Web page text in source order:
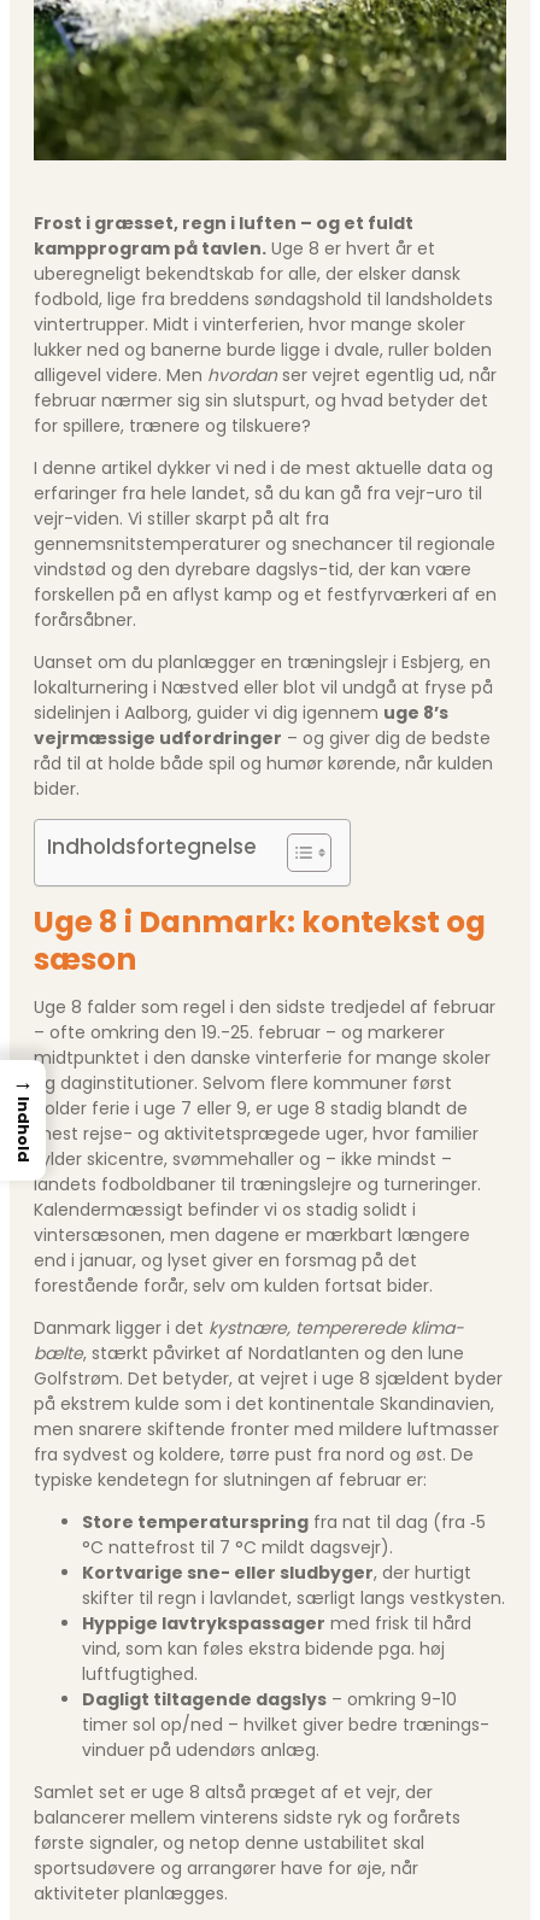
Frost i græsset, regn i luften – og et fuldt
kampprogram på tavlen. Uge 8 er hvert år et
uberegneligt bekendtskab for alle, der elsker dansk
fodbold, lige fra breddens søndagshold til landsholdets
vintertrupper. Midt i vinterferien, hvor mange skoler
lukker ned og banerne burde ligge i dvale, ruller bolden
alligevel videre. Men hvordanser vejret egentlig ud, når
februar nærmer sig sin slutspurt, og hvad betyder det
for spillere, trænere og tilskuere?
I denne artikel dykker vi ned i de mest aktuelle data og
erfaringer fra hele landet, så du kan gå fra vejr-uro til
vejr-viden. Vi stiller skarpt på alt fra
gennemsnitstemperaturer og snechancer til regionale
vindstød og den dyrebare dagslys-tid, der kan være
forskellen på en aflyst kamp og et festfyrværkeri af en
forårsåbner.
Uanset om du planlægger en træningslejr i Esbjerg, en
lokalturnering i Næstved eller blot vil undgå at fryse på
sidelinjen i Aalborg, guider vi dig igennem uge 8’s
vejrmæssige udfordringer – og giver dig de bedste
råd til at holde både spil og humør kørende, når kulden
bider.
Indholdsfortegnelse
Uge 8 i Danmark: kontekst og
sæson
Uge 8 falder som regel i den sidste tredjedel af februar
– ofte omkring den 19.-25. ­februar – og markerer
midtpunktet i den danske vinterferie for mange skoler
og daginstitutioner. Selvom flere kommuner først
holder ferie i uge 7 eller 9, er uge 8 stadig blandt de
mest rejse- og aktivitets­prægede uger, hvor familier
fylder skicentre, svømmehaller og – ikke mindst –
landets fodboldbaner til træningslejre og turneringer.
Kalender­mæssigt befinder vi os stadig solidt i
vintersæsonen, men dagene er mærkbart længere
end i januar, og lyset giver en forsmag på det
forestående forår, selv om kulden fortsat bider.
Danmark ligger i det kystnære, tempererede klima­
bælte, stærkt påvirket af Nordatlanten og den lune
Golfstrøm. Det betyder, at vejret i uge 8 sjældent byder
på ekstrem kulde som i det kontinentale Skandinavien,
men snarere skiftende fronter med mildere luftmasser
fra sydvest og koldere, tørre pust fra nord og øst. De
typiske kendetegn for slutningen af februar er:
Store temperatur­spring fra nat til dag (fra ‑5
°C nattefrost til 7 °C mildt dagsvejr).
Kortvarige sne- eller sludbyger, der hurtigt
skifter til regn i lavlandet, særligt langs vestkysten.
Hyppige lavtrykspassager med frisk til hård
vind, som kan føles ekstra bidende pga. høj
luftfugtighed.
Dagligt tiltagende dagslys – omkring 9-10
timer sol op/ned – hvilket giver bedre trænings­
vinduer på udendørs anlæg.
Samlet set er uge 8 altså præget af et vejr, der
balancerer mellem vinterens sidste ryk og forårets
første signaler, og netop denne ustabilitet skal
sportsudøvere og arrangører have for øje, når
aktiviteter planlægges.
→
Indhold